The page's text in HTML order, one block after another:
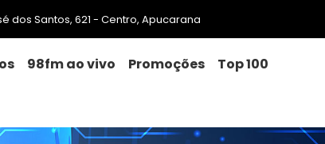
dos Santos, 621 - Centro, Apucarana
98fm ao vivo Promoções
Top 100